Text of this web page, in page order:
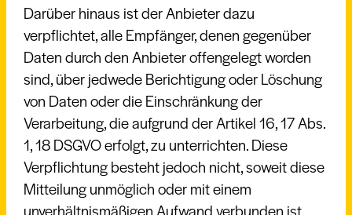
Darüber hinaus ist der Anbieter dazu
verpflichtet, alle Empfänger, denen gegenüber
Daten durch den Anbieter offengelegt worden
sind, über jedwede Berichtigung oder Löschung
von Daten oder die Einschränkung der
Verarbeitung, die aufgrund der Artikel 16, 17 Abs.
1, 18 DSGVO erfolgt, zu unterrichten. Diese
Verpflichtung besteht jedoch nicht, soweit diese
Mitteilung unmöglich oder mit einem
unverhältnismäßigen Aufwand verbunden ist.